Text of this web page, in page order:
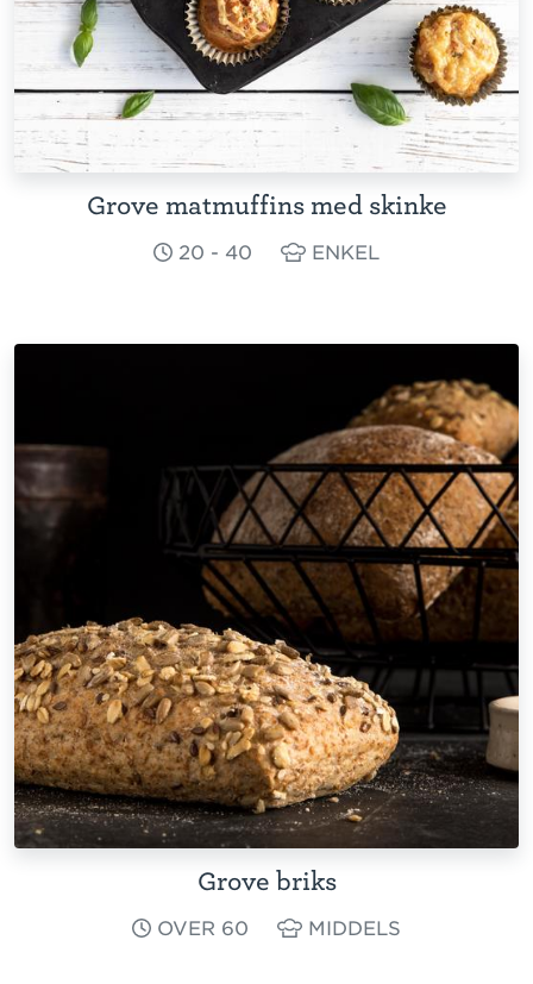
Grove matmuffins med skinke
20 - 40 ENKEL
Grove briks
OVER 60 MIDDELS